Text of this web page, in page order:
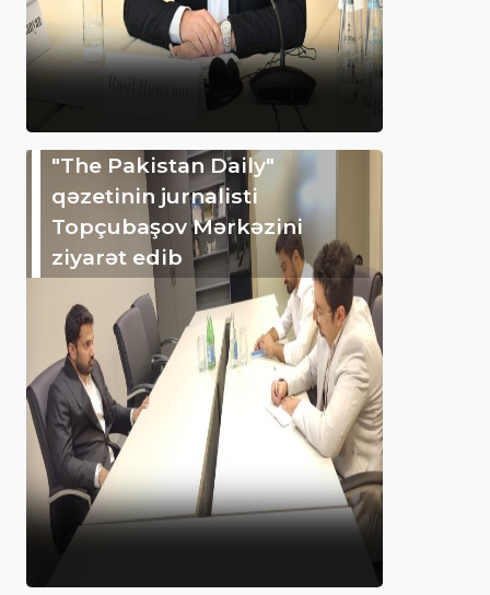
"The Pakistan Daily"
qəzetinin jurnalisti
Topçubaşov Mərkəzini
ziyarət edib